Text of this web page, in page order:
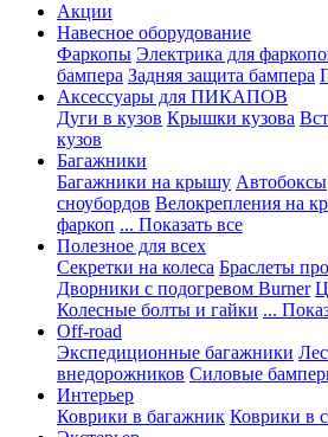
Акции
Навесное оборудование
Фаркопы Электрика для
бампера Задняя защита бампера
Аксессуары для ПИКАПОВ
Дуги в кузов Крышки кузова
кузов
Багажники
Багажники на крышу Автобоксы
сноубордов Велокрепления на
фаркоп ... Показать все
Полезное для всех
Секретки на колеса Браслеты
Дворники с подогревом Burner
Колесные болты и гайки ...
Off-road
Экспедиционные багажники
внедорожников Силовые
Интерьер
Коврики в багажник Коврики в